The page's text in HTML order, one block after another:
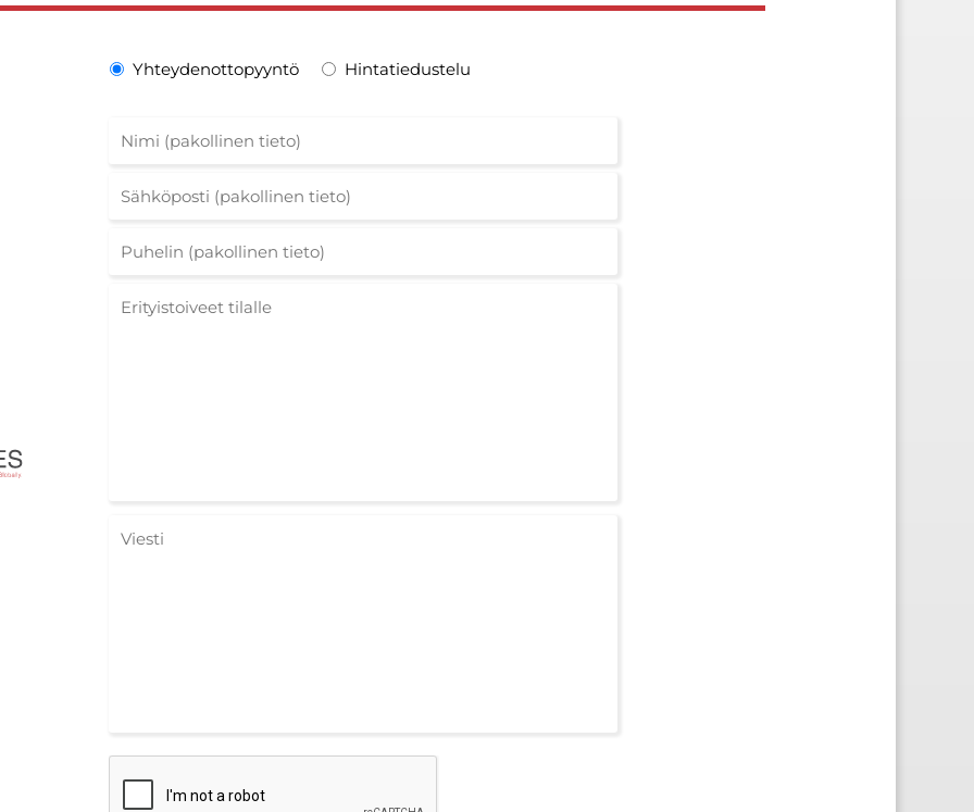
Yhteydenottopyyntö Hintatiedustelu